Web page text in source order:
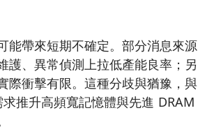
能帶來短期不確定。部分消息來源
護、異常偵測上拉低產能良率；另
際衝擊有限。這種分歧與猶豫，與
推升高頻寬記憶體與先進 DRAM